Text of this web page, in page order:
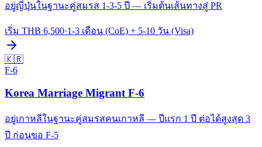
อยู่ญี่ปุ่นในฐานะคู่สมรส 1-3-5 ปี — เริ่มต้นเส้นทางสู่ PR
เริ่ม THB 6,500·1-3 เดือน (CoE) + 5-10 วัน (Visa)
🇰🇷
F-6
Korea Marriage Migrant F-6
อยู่เกาหลีในฐานะคู่สมรสคนเกาหลี — ปีแรก 1 ปี ต่อได้สูงสุด 3
ปี ก่อนขอ F-5